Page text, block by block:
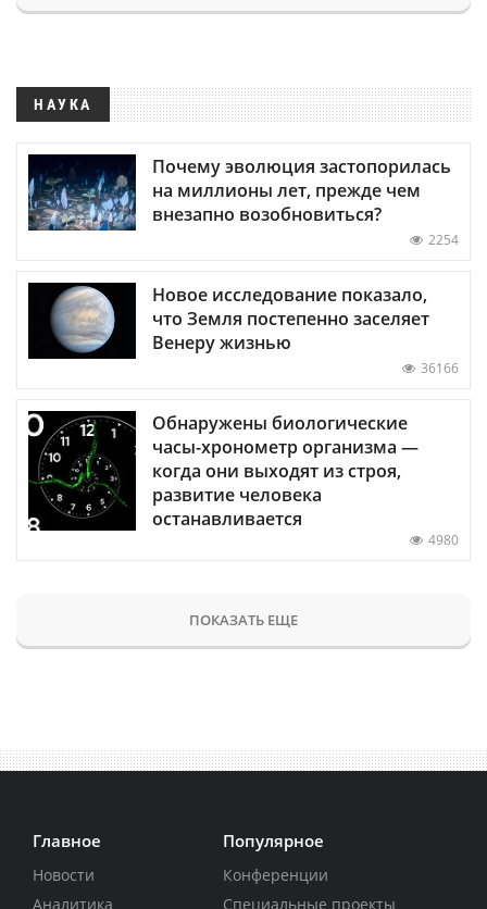
НАУКА
Почему эволюция застопорилась
на миллионы лет, прежде чем
внезапно возобновиться?
2254
Новое исследование показало,
что Земля постепенно заселяет
Венеру жизнью
36166
Обнаружены биологические
часы-хронометр организма —
когда они выходят из строя,
развитие человека
останавливается
4980
ПОКАЗАТЬ ЕЩЕ
Главное
Новости
Аналитика
Популярное
Конференции
Специальные проекты